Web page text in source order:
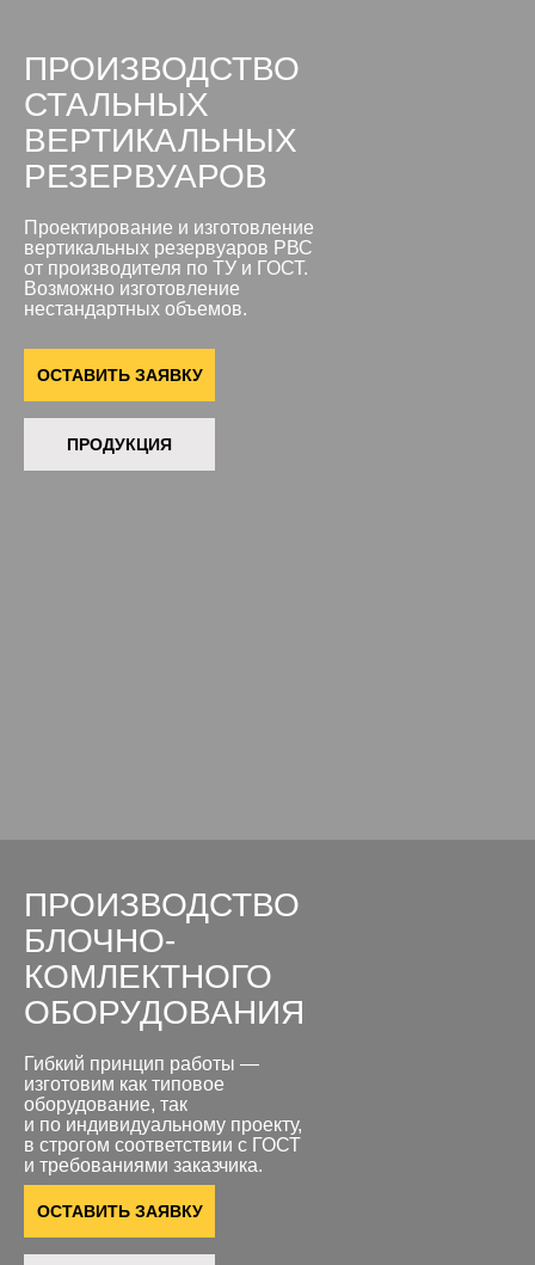
ПРОДУКЦИЯ
ОСТАВИТЬ ЗАЯВКУ
Проектирование и изготовление
вертикальных резервуаров РВС
от производителя по ТУ и ГОСТ.
Возможно изготовление
нестандартных объемов.
ПРОИЗВОДСТВО
СТАЛЬНЫХ
ВЕРТИКАЛЬНЫХ
РЕЗЕРВУАРОВ
ОСТАВИТЬ ЗАЯВКУ
Гибкий принцип работы —
изготовим как типовое
оборудование, так
и по индивидуальному проекту,
в строгом соответствии с ГОСТ
и требованиями заказчика.
ПРОИЗВОДСТВО
БЛОЧНО-
КОМЛЕКТНОГО
ОБОРУДОВАНИЯ